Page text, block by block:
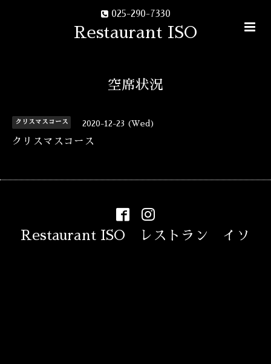
025-290-7330
Restaurant ISO
空席状況
クリスマスコース 2020-12-23 (Wed)
クリスマスコース
Restaurant ISO レストラン イソ